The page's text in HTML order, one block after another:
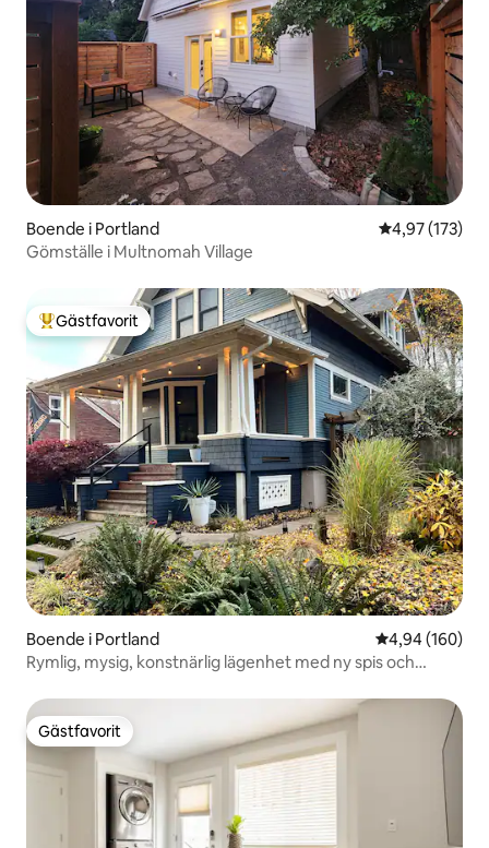
Boende i Portland 4,97 av 5 i
4,97 (173)
Gömställe i Multnomah Village
Populär gästfavorit
Gästfavorit
Boende i Portland 4,94 av 5 i
4,94 (160)
Rymlig, mysig, konstnärlig lägenhet med ny spis och
Gästfavorit
Gästfavorit